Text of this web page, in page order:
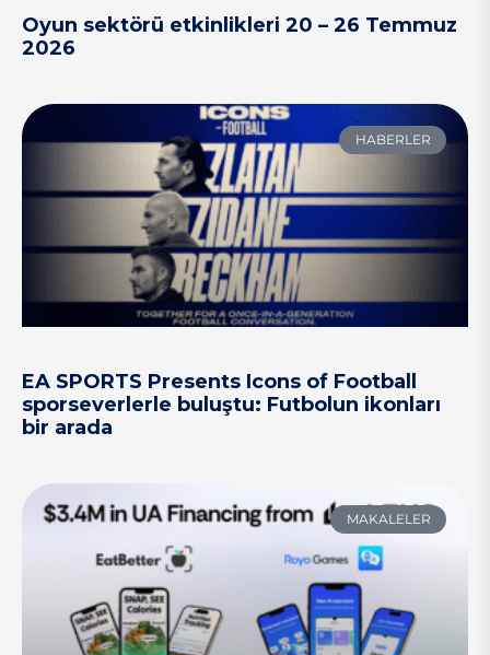
Oyun sektörü etkinlikleri 20 – 26 Temmuz
2026
HABERLER
EA SPORTS Presents Icons of Football
sporseverlerle buluştu: Futbolun ikonları
bir arada
MAKALELER